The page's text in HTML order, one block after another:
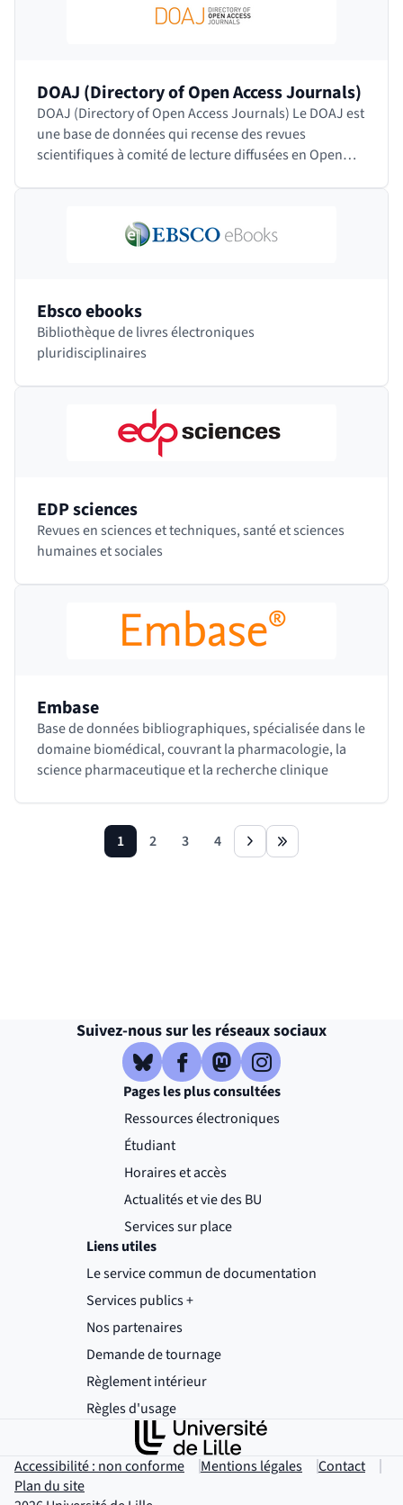
DOAJ (Directory of Open Access Journals)
DOAJ (Directory of Open Access Journals) Le DOAJ est
une base de données qui recense des revues
scientifiques à comité de lecture diffusées en Open
Ebsco ebooks
Bibliothèque de livres électroniques
pluridisciplinaires
EDP sciences
Revues en sciences et techniques, santé et sciences
humaines et sociales
Embase
Base de données bibliographiques, spécialisée dans le
domaine biomédical, couvrant la pharmacologie, la
science pharmaceutique et la recherche clinique
page
1 page
2 page
3 page
4 next last
Suivez-nous sur les réseaux sociaux
Bluesky
( )
(nouvelle fenêtre)
Facebook
( )
(nouvelle fenêtre)
Mastodon
( )
(nouvelle fenêtre)
Instagram
( )
(nouvelle fenêtre)
Pages les plus consultées
Ressources électroniques
Étudiant
Horaires et accès
Actualités et vie des BU
Services sur place
Liens utiles
Le service commun de documentation
Services publics +
(nouvelle fenêtre)
Nos partenaires
Demande de tournage
(nouvelle fenêtre)
Règlement intérieur
(nouvelle fenêtre)
Règles d'usage
(nouvelle fenêtre)
Accessibilité : non conforme Mentions légales
Contact
Plan du site